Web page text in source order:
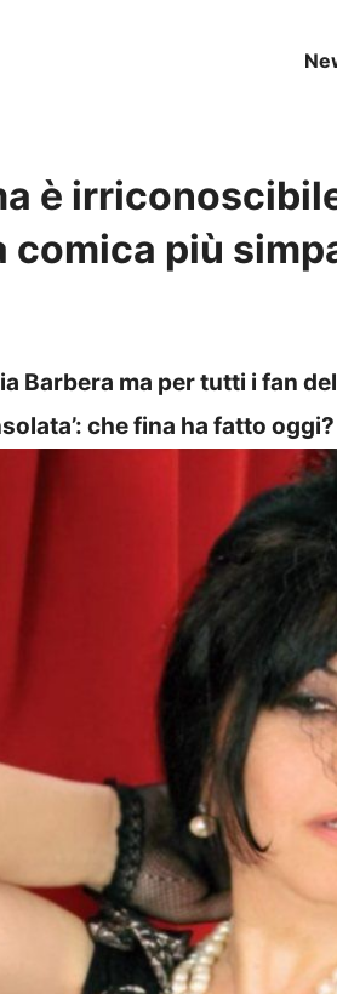
è
comica più
Barbera ma per tutti i fan
che fina ha fatto oggi?